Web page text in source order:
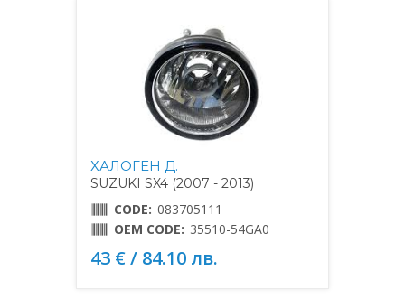
ХАЛОГЕН Д.
SUZUKI SX4 (2007 - 2013)
CODE: 083705111
OEM CODE: 35510-54GA0
43 € / 84.10 лв.